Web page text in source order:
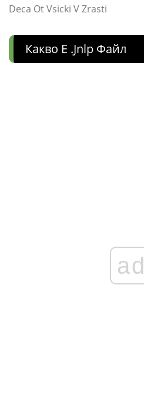
Deca Ot Vsicki V Zrasti
Какво Е .jnlp Файл
ad